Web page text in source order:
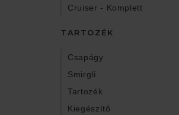
Cruiser - Komplett
TARTOZÉK
Csapágy
Smirgli
Tartozék
Kiegészítő